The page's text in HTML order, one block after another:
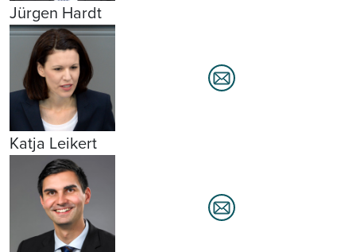
Jürgen Hardt
Katja Leikert